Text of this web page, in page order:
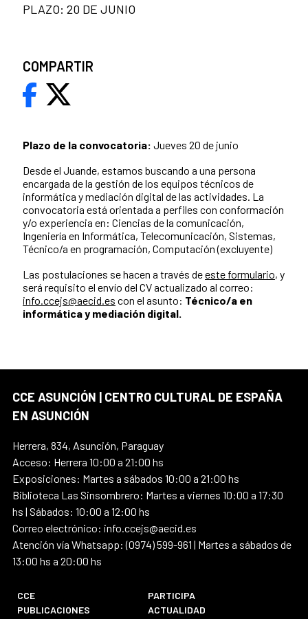
Plazo de la convocatoria: Jueves 20 de junio
Desde el Juande, estamos buscando a una persona
encargada de la gestión de los equipos técnicos de
informática y mediación digital de las actividades. La
convocatoria está orientada a perfiles con conformación
y/o experiencia en: Ciencias de la comunicación,
Ingeniería en Informática, Telecomunicación, Sistemas,
Técnico/a en programación, Computación (excluyente)
Las postulaciones se hacen a través deeste formulario, y
será requisito el envío del CV actualizado al correo:
info.ccejs@aecid.es con el asunto: Técnico/a en
informática y mediación digital.
PLAZO: 20 DE JUNIO
COMPARTIR
CCE ASUNCIÓN | CENTRO CULTURAL DE ESPAÑA
EN ASUNCIÓN
Herrera, 834, Asunción, Paraguay
Acceso: Herrera 10:00 a 21:00 hs
Exposiciones: Martes a sábados 10:00 a 21:00 hs
Biblioteca Las Sinsombrero: Martes a viernes 10:00 a 17:30
hs | Sábados: 10:00 a 12:00 hs
Correo electrónico: info.ccejs@aecid.es
Atención vía Whatsapp: (0974) 599-961 | Martes a sábados de
13:00 hs a 20:00 hs
CCE
PARTICIPA
PUBLICACIONES
ACTUALIDAD